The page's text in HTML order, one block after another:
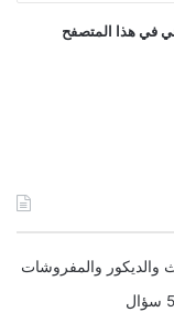
في هذا المتصفح
والديكور والمفروشات